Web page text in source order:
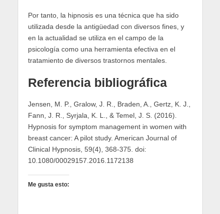
Por tanto, la hipnosis es una técnica que ha sido
utilizada desde la antigüedad con diversos fines, y
en la actualidad se utiliza en el campo de la
psicología como una herramienta efectiva en el
tratamiento de diversos trastornos mentales.
Referencia bibliográfica
Jensen, M. P., Gralow, J. R., Braden, A., Gertz, K. J.,
Fann, J. R., Syrjala, K. L., & Temel, J. S. (2016).
Hypnosis for symptom management in women with
breast cancer: A pilot study. American Journal of
Clinical Hypnosis, 59(4), 368-375. doi:
10.1080/00029157.2016.1172138
Me gusta esto: